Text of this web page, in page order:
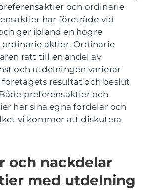
och ordinarie
har företräde vid
ger ibland en högre
aktier. Ordinarie
rätt till en andel av
och utdelningen varierar
företagets resultat och beslut
preferensaktier och
har sina egna fördelar och
vi kommer att diskutera
och nackdelar
med utdelning